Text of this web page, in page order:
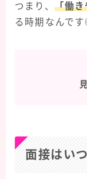
つまり、 「働
る時期なんで
面接はい